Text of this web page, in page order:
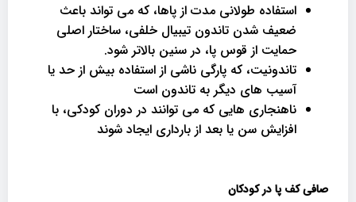
استفاده طولانی مدت از پاها، که می تواند باعث
ضعیف شدن تاندون تیبیال خلفی، ساختار اصلی
حمایت از قوس پا، در سنین بالاتر شود.
تاندونیت، که پارگی ناشی از استفاده بیش از حد یا
آسیب های دیگر به تاندون است
ناهنجاری هایی که می توانند در دوران کودکی، با
افزایش سن یا بعد از بارداری ایجاد شوند
صافی کف پا در کودکان